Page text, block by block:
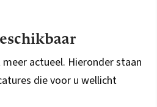
actueel. Hieronder staan
die voor u wellicht